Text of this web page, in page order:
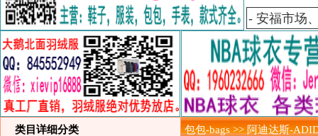
类目详细分类 包包-bags >> 阿迪达斯-